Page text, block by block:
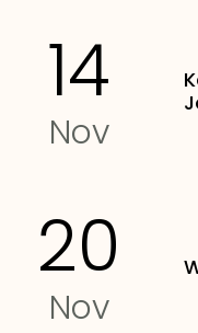
14
Nov
20
Nov